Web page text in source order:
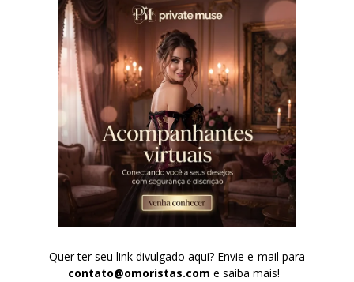
Quer ter seu link divulgado aqui? Envie e-mail para
contato@omoristas.com e saiba mais!